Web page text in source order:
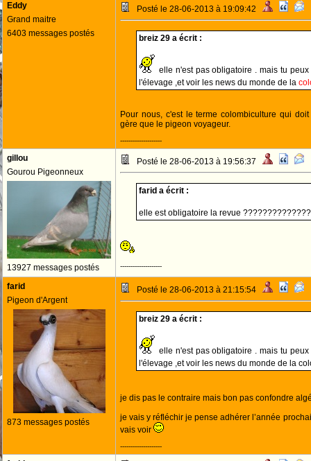
Eddy
Grand maitre
6403 messages postés
Posté le 28-06-2013 à 19:09:42
breiz 29 a écrit :
elle n'est pas obligatoire . mais tu
l'élevage ,et voir les news du monde de la
Pour nous, c'est le terme colombiculture qui
gère que le pigeon voyageur.
--------------------
gillou
Gourou Pigeonneux
13927 messages postés
Posté le 28-06-2013 à 19:56:37
farid a écrit :
elle est obligatoire la revue
--------------------
farid
Pigeon d'Argent
873 messages postés
Posté le 28-06-2013 à 21:15:54
breiz 29 a écrit :
elle n'est pas obligatoire . mais tu
l'élevage ,et voir les news du monde de la
je dis pas le contraire mais bon pas confondre
je vais y réfléchir je pense adhérer l’année
vais voir
--------------------